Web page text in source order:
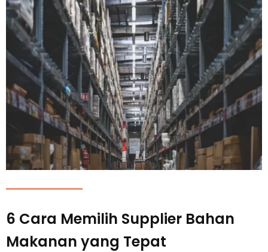
6 Cara Memilih Supplier Bahan
Makanan yang Tepat